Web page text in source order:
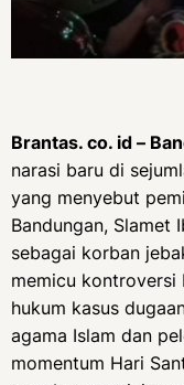
Brantas. co. id –
narasi baru di
yang menyebut
Bandungan, Slamet
sebagai korban
memicu kontroversi
hukum kasus
agama Islam dan
momentum Hari